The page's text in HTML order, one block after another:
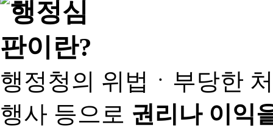
행정청의 위법ㆍ부당한
행사 등으로 권리나 이익